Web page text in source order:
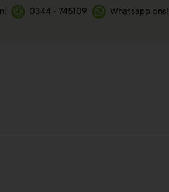
0344 - 745109 Whatsapp ons!